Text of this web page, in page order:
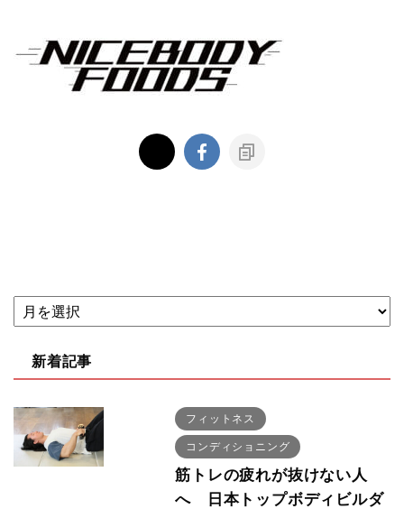
新着記事
フィットネス
コンディショニング
筋トレの疲れが抜けない人
へ 日本トップボディビルダ